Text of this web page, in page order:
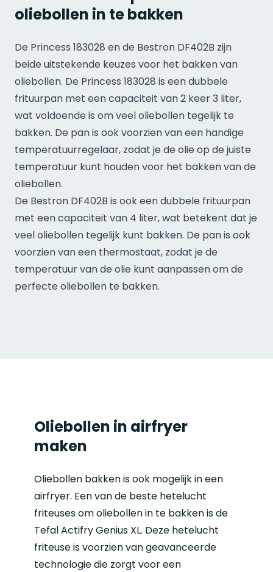
oliebollen in te bakken
De Princess 183028 en de Bestron DF402B zijn
beide uitstekende keuzes voor het bakken van
oliebollen. De Princess 183028 is eendubbele
frituurpan met een capaciteit van 2 keer 3 liter,
wat voldoende is om veel oliebollen tegelijk te
bakken. De pan is ook voorzien van een handige
temperatuurregelaar, zodat je de olie op de juiste
temperatuur kunt houden voor het bakken van de
oliebollen.
De Bestron DF402B is ook een dubbele frituurpan
met een capaciteit van 4 liter, wat betekent dat je
veel oliebollen tegelijk kunt bakken. De pan is ook
voorzien van een thermostaat, zodat je de
temperatuur van de olie kunt aanpassen om de
perfecte oliebollen te bakken.
Oliebollen in airfryer
maken
Oliebollen bakken is ook mogelijk in een
airfryer. Een van de beste hetelucht
friteusesom oliebollen in te bakken is de
Tefal Actifry Genius XL. Deze hetelucht
friteuse is voorzien van geavanceerde
technologie die zorgt voor een